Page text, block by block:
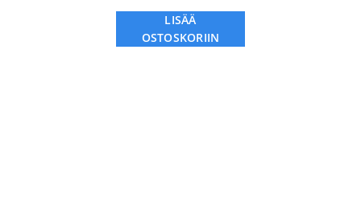
LISÄÄ
OSTOSKORIIN